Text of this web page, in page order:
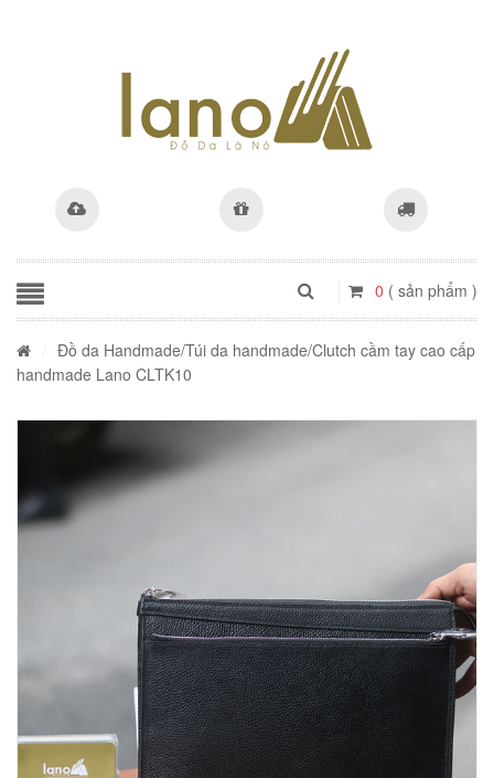
0 ( sản phẩm )
Đồ da Handmade/Túi da handmade/Clutch cầm tay cao cấp
handmade Lano CLTK10